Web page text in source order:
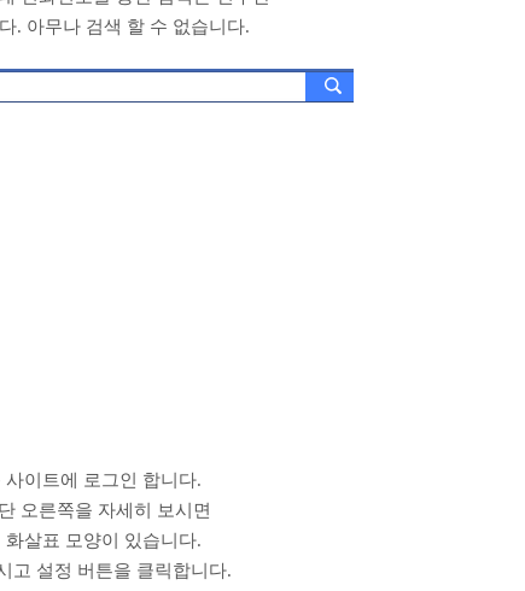
. 아무나 검색 할 수 없습니다.
사이트에 로그인 합니다.
오른쪽을 자세히 보시면
화살표 모양이 있습니다.
고 설정 버튼을 클릭합니다.